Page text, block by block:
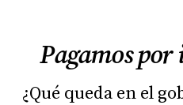
Pagamos por
¿Qué queda en el